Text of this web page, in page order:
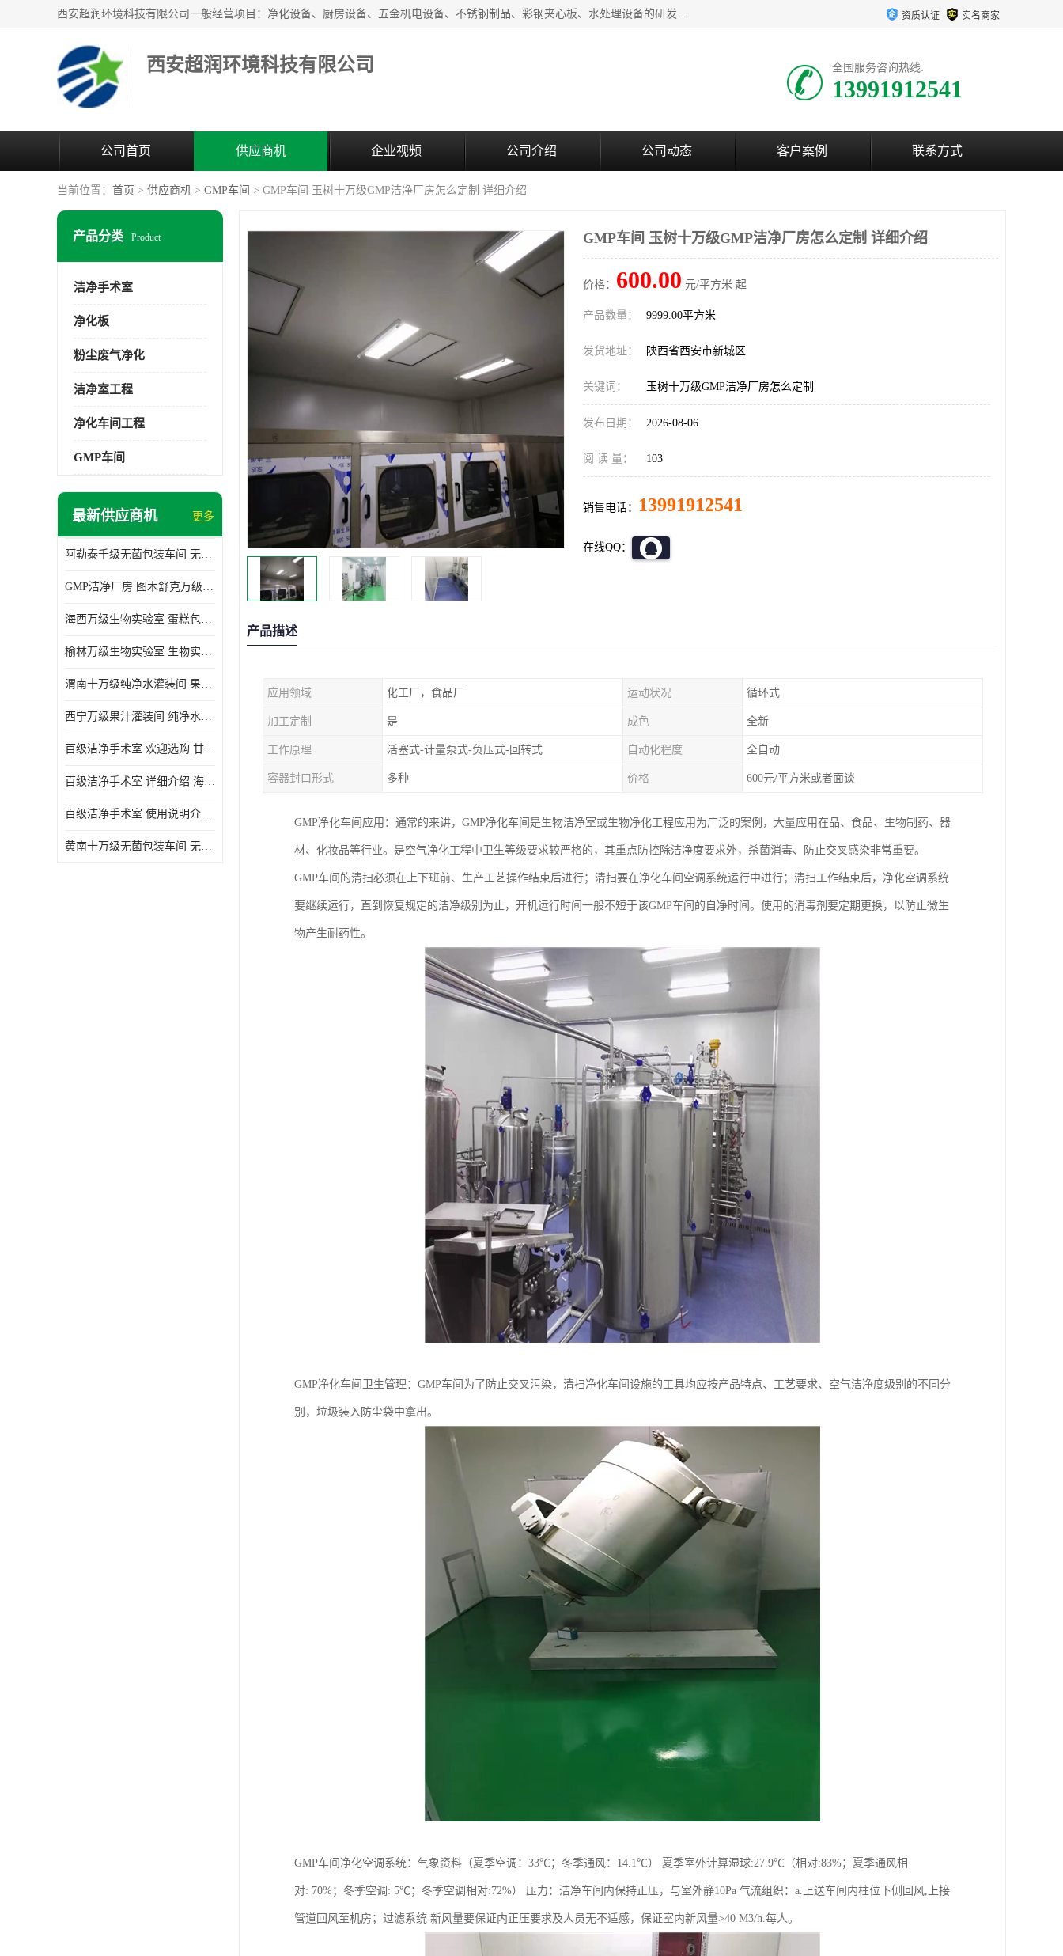
西安超润环境科技有限公司一般经营项目：净化设备、厨房设备、五金机电设备、不锈钢制品、彩钢夹心板、水处理设备的研发、销售；空气净化设备、办公设备、通风设备、建筑材料、金属材料的销售；净化工程、钢结构工程、机电设备工程的设计与施工及技术咨询服务；货物及技术的进出口的业务经营。 资质认证 实名商家
西安超润环境科技有限公司 全国服务咨询热线:
13991912541
公司首页 供应商机 企业视频 公司介绍 公司动态 客户案例 联系方式
当前位置： 首页 > 供应商机 > GMP车间 > GMP车间 玉树十万级GMP洁净厂房怎么定制 详细介绍
产品分类 Product
洁净手术室
净化板
粉尘废气净化
洁净室工程
净化车间工程
GMP车间
最新供应商机 更多
阿勒泰千级无菌包装车间 无尘车间 欢迎选购
GMP洁净厂房 图木舒克万级GMP洁净厂房价格
海西万级生物实验室 蛋糕包装间 为环保助力
榆林万级生物实验室 生物实验室 欢迎选购
渭南十万级纯净水灌装间 果汁灌装间 使用说明介绍
西宁万级果汁灌装间 纯净水灌装间 详细介绍
百级洁净手术室 欢迎选购 甘肃百级洁净手术室报价表
百级洁净手术室 详细介绍 海东百级洁净手术室报价单
百级洁净手术室 使用说明介绍 青海百级洁净手术室电话
黄南十万级无菌包装车间 无菌室 使用说明介绍
GMP车间 玉树十万级GMP洁净厂房怎么定制 详细介绍
价格： 600.00 元/平方米 起
产品数量： 9999.00平方米
发货地址： 陕西省西安市新城区
关键词： 玉树十万级GMP洁净厂房怎么定制
发布日期： 2026-08-06
阅 读 量： 103
销售电话： 13991912541
在线QQ：
产品描述
应用领域 化工厂，食品厂 运动状况 循环式
加工定制 是 成色 全新
工作原理 活塞式-计量泵式-负压式-回转式 自动化程度 全自动
容器封口形式 多种 价格 600元/平方米或者面谈
GMP净化车间应用：通常的来讲，GMP净化车间是生物洁净室或生物净化工程应用为广泛的案例，大量应用在品、食品、生物制药、器
材、化妆品等行业。是空气净化工程中卫生等级要求较严格的，其重点防控除洁净度要求外，杀菌消毒、防止交叉感染非常重要。
GMP车间的清扫必须在上下班前、生产工艺操作结束后进行；清扫要在净化车间空调系统运行中进行；清扫工作结束后，净化空调系统
要继续运行，直到恢复规定的洁净级别为止，开机运行时间一般不短于该GMP车间的自净时间。使用的消毒剂要定期更换，以防止微生
物产生耐药性。
GMP净化车间卫生管理：GMP车间为了防止交叉污染，清扫净化车间设施的工具均应按产品特点、工艺要求、空气洁净度级别的不同分
别，垃圾装入防尘袋中拿出。
GMP车间净化空调系统：气象资料（夏季空调：33℃；冬季通风：14.1℃） 夏季室外计算湿球:27.9℃（相对:83%；夏季通风相
对: 70%；冬季空调: 5℃；冬季空调相对:72%） 压力：洁净车间内保持正压，与室外静10Pa 气流组织：a.上送车间内柱位下侧回风,上接
管道回风至机房；过滤系统 新风量要保证内正压要求及人员无不适感，保证室内新风量>40 M3/h.每人。